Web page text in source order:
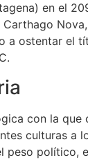
en el
a ostentar el
con la que
culturas a
peso político,